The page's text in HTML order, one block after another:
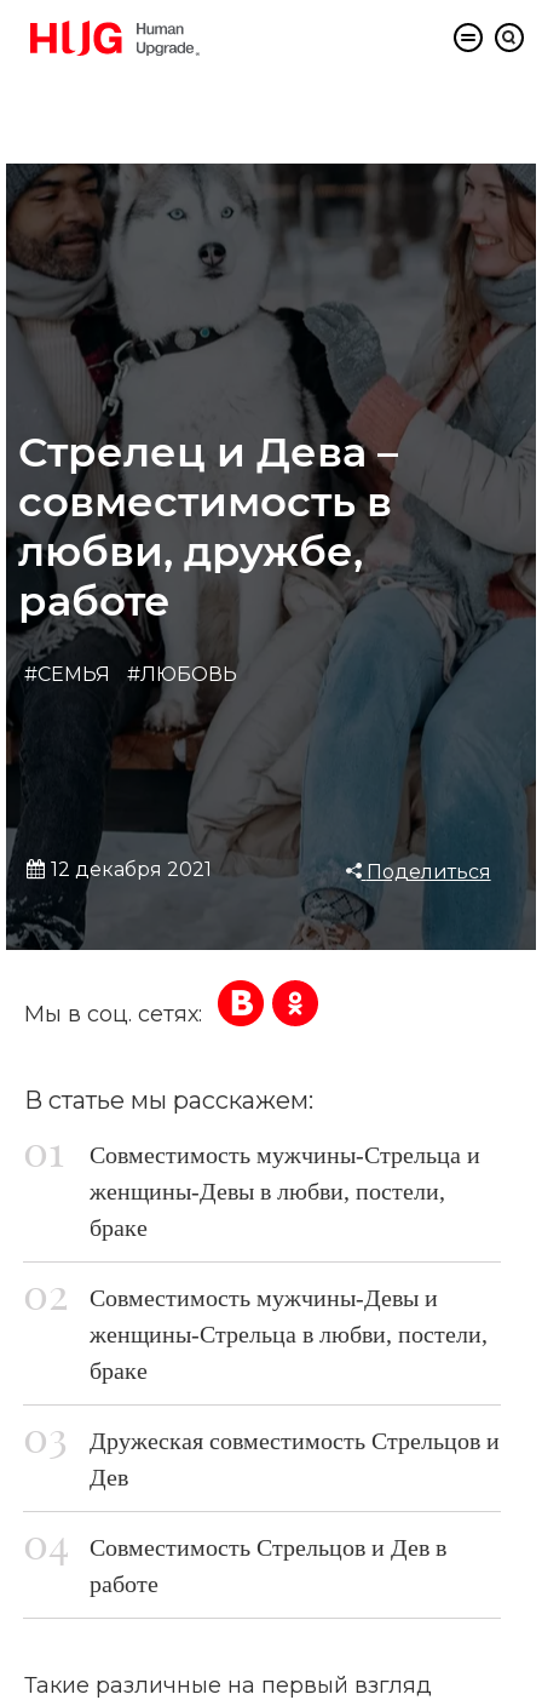
Стрелец и Дева –
совместимость в
любви, дружбе,
работе
#СЕМЬЯ #ЛЮБОВЬ
12 декабря 2021 Поделиться
Мы в соц. сетях:
В статье мы расскажем:
Совместимость мужчины-Стрельца и
женщины-Девы в любви, постели,
браке
Совместимость мужчины-Девы и
женщины-Стрельца в любви, постели,
браке
Дружеская совместимость Стрельцов и
Дев
Совместимость Стрельцов и Дев в
работе
Такие различные на первый взгляд